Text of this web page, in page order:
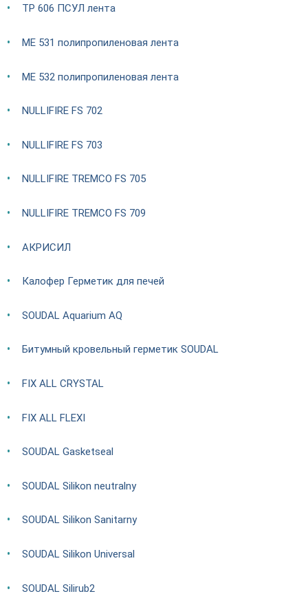
TP 606 ПСУЛ лента
ME 531 полипропиленовая лента
ME 532 полипропиленовая лента
NULLIFIRE FS 702
NULLIFIRE FS 703
NULLIFIRE TREMCO FS 705
NULLIFIRE TREMCO FS 709
АКРИСИЛ
Калофер Герметик для печей
SOUDAL Aquarium AQ
Битумный кровельный герметик SOUDAL
FIX ALL CRYSTAL
FIX ALL FLEXI
SOUDAL Gasketseal
SOUDAL Silikon neutralny
SOUDAL Silikon Sanitarny
SOUDAL Silikon Universal
SOUDAL Silirub2